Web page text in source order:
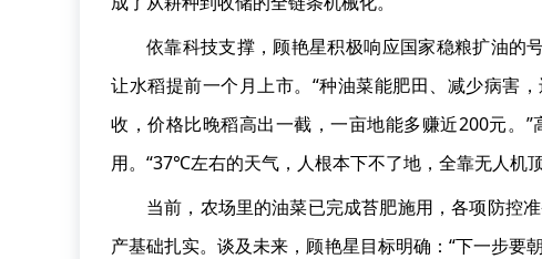
依靠科技支撑，顾艳星积极响应国家稳粮扩油的
让水稻提前一个月上市。“种油菜能肥田、减少病害
收，价格比晚稻高出一截，一亩地能多赚近200元。
用。“37℃左右的天气，人根本下不了地，全靠无人机
当前，农场里的油菜已完成苔肥施用，各项防控
产基础扎实。谈及未来，顾艳星目标明确：“下一步要